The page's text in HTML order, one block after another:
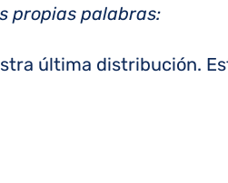
propias palabras:
última distribución.